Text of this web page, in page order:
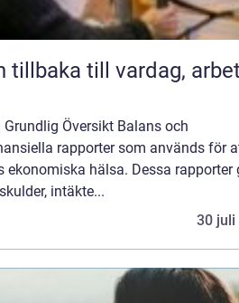
Översikt Balans och
rapporter som används för
hälsa. Dessa rapporter
intäkte...
30 juli